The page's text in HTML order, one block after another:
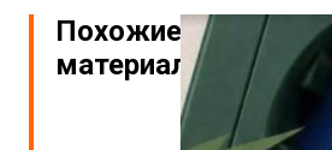
Похожие
материалы